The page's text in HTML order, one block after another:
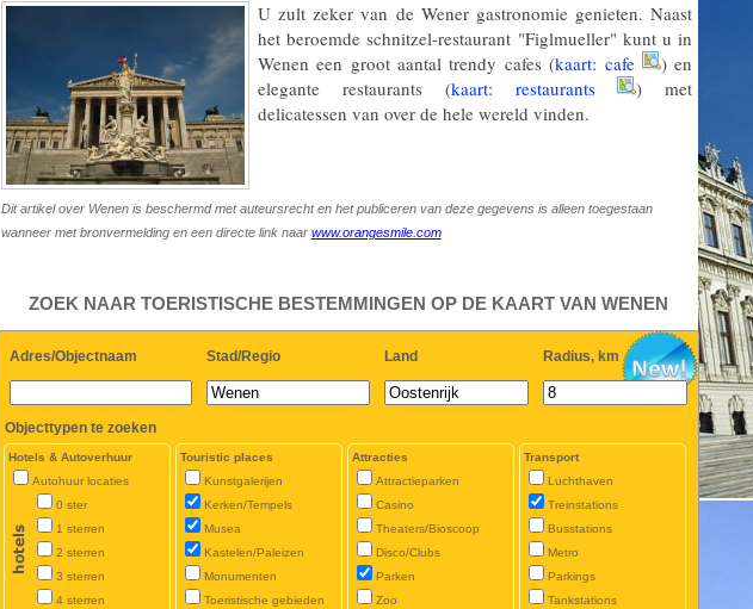
U zult zeker van de Wener gastronomie genieten. Naast
het beroemde schnitzel-restaurant "Figlmueller" kunt u in
Wenen een groot aantal trendy cafes (kaart: cafe
) en
elegante restaurants (kaart: restaurants
) met
delicatessen van over de hele wereld vinden.
Dit artikel over Wenen is beschermd met auteursrecht en het publiceren van deze gegevens is alleen toegestaan
wanneer met bronvermelding en een directe link naar www.orangesmile.com
ZOEK NAAR TOERISTISCHE BESTEMMINGEN OP DE KAART VAN WENEN
Adres/Objectnaam Stad/Regio Land Radius, km
Objecttypen te zoeken
Hotels & Autoverhuur
Autohuur locaties
0 ster
1 sterren
2 sterren
3 sterren
4 sterren
Touristic places
Kunstgalerijen
Kerken/Tempels
Musea
Kastelen/Paleizen
Monumenten
Toeristische gebieden
Attracties
Attractieparken
Casino
Theaters/Bioscoop
Disco/Clubs
Parken
Zoo
Transport
Luchthaven
Treinstations
Busstations
Metro
Parkings
Tankstations